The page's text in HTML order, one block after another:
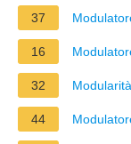
37
16
32
44